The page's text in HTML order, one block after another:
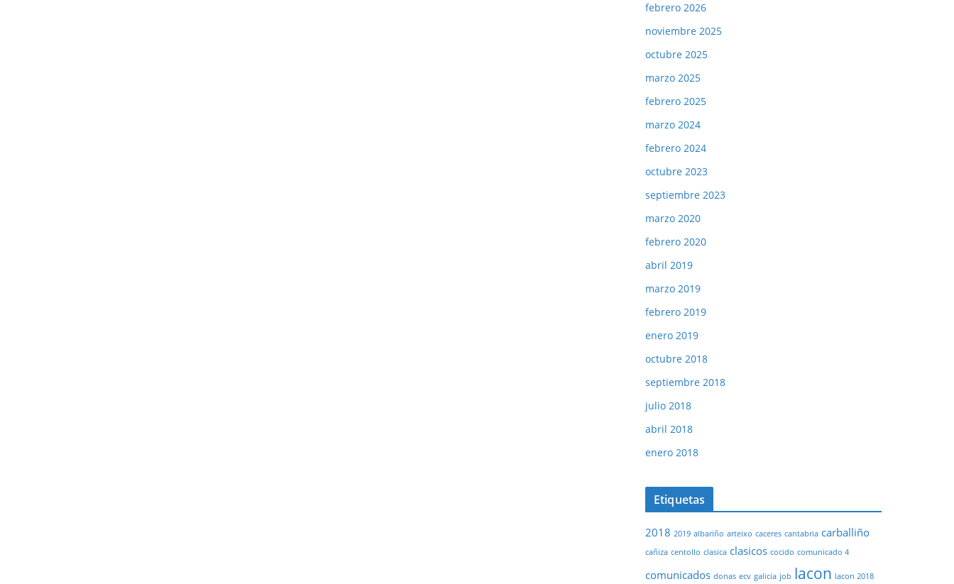
febrero 2026
noviembre 2025
octubre 2025
marzo 2025
febrero 2025
marzo 2024
febrero 2024
octubre 2023
septiembre 2023
marzo 2020
febrero 2020
abril 2019
marzo 2019
febrero 2019
enero 2019
octubre 2018
septiembre 2018
julio 2018
abril 2018
enero 2018
Etiquetas
2018 2019 albariño arteixo caceres cantabria carballiño
cañiza centollo clasica clasicos cocido comunicado 4
comunicados donas ecv galicia job lacon lacon 2018